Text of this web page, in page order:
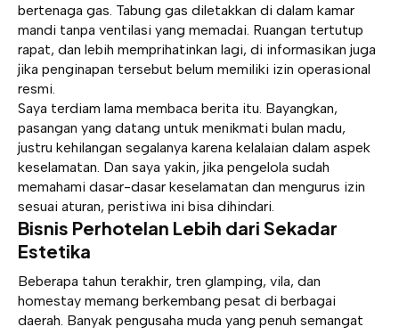
bertenaga gas. Tabung gas diletakkan di dalam kamar
mandi tanpa ventilasi yang memadai. Ruangan tertutup
rapat, dan lebih memprihatinkan lagi, di informasikan juga
jika penginapan tersebut belum memiliki izin operasional
resmi.
Saya terdiam lama membaca berita itu. Bayangkan,
pasangan yang datang untuk menikmati bulan madu,
justru kehilangan segalanya karena kelalaian dalam aspek
keselamatan. Dan saya yakin, jika pengelola sudah
memahami dasar-dasar keselamatan dan mengurus izin
sesuai aturan, peristiwa ini bisa dihindari.
Bisnis Perhotelan Lebih dari Sekadar
Estetika
Beberapa tahun terakhir, tren glamping, vila, dan
homestay memang berkembang pesat di berbagai
daerah. Banyak pengusaha muda yang penuh semangat